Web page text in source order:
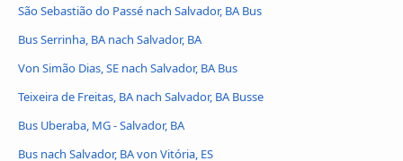
São Sebastião do Passé nach Salvador, BA Bus
Bus Serrinha, BA nach Salvador, BA
Von Simão Dias, SE nach Salvador, BA Bus
Teixeira de Freitas, BA nach Salvador, BA Busse
Bus Uberaba, MG - Salvador, BA
Bus nach Salvador, BA von Vitória, ES